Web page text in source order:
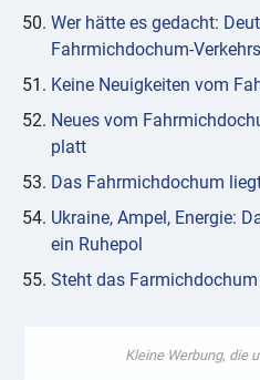
Wer hätte es gedacht:
Fahrmichdochum-
Keine Neuigkeiten vom
Neues vom
platt
Das Fahrmichdochum
Ukraine, Ampel, Energie:
ein Ruhepol
Steht das